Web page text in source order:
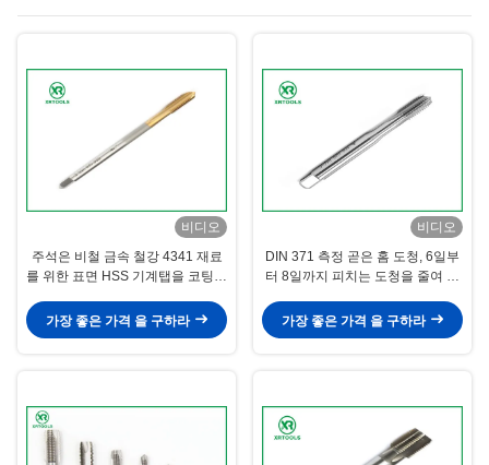
비디오
주석은 비철 금속 철강 4341 재료
를 위한 표면 HSS 기계탭을 코팅했
가장 좋은 가격 을 구하라
비디오
DIN 371 측정 곧은 홈 도청, 6일부
터 8일까지 피치는 도청을 줄여 빠
가장 좋은 가격 을 구하라